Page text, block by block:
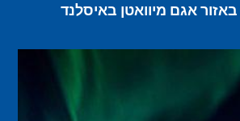
באזור אגם מיוואטן באיסלנד